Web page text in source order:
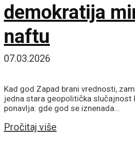
demokratija
naftu
07.03.2026
Kad god Zapad brani vrednosti,
jedna stara geopolitička slučajnost
ponavlja: gde god se iznenada...
Pročitaj više